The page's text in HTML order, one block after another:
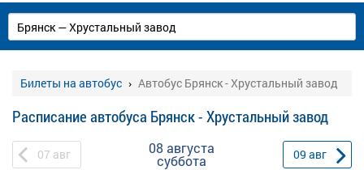
Билеты на автобус Автобус Брянск - Хрустальный завод
Расписание автобуса Брянск - Хрустальный завод
07 авг 08 августа
суббота 09 авг